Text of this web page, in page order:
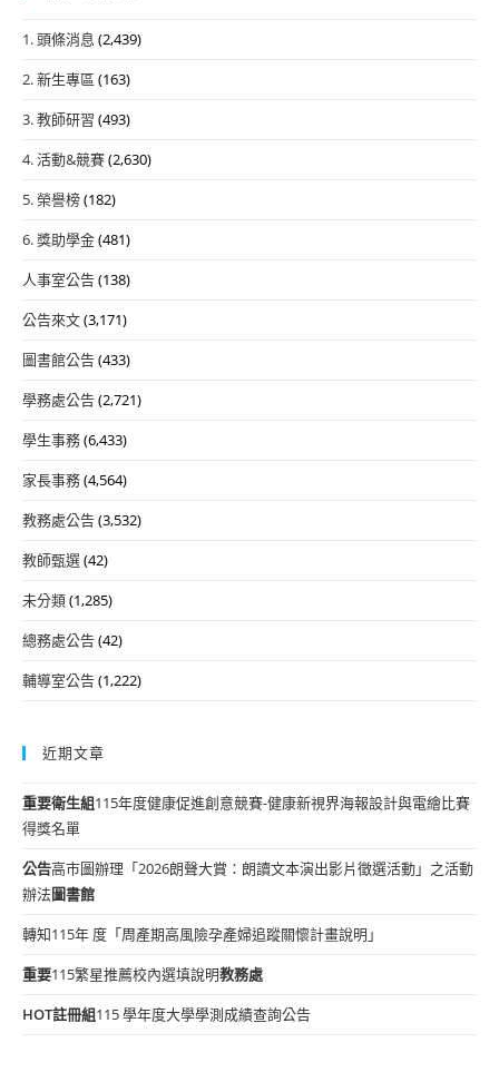
1. 頭條消息 (2,439)
2. 新生專區 (163)
3. 教師研習 (493)
4. 活動&競賽(2,630)
5. 榮譽榜(182)
6. 獎助學金(481)
人事室公告(138)
公告來文(3,171)
圖書館公告(433)
學務處公告(2,721)
學生事務(6,433)
家長事務(4,564)
教務處公告(3,532)
教師甄選(42)
未分類(1,285)
總務處公告(42)
輔導室公告(1,222)
近期文章
重要衛生組115年度健康促進創意競賽-健康新視界海報設計與電繪比賽
得獎名單
公告高市圖辦理「2026朗聲大賞：朗讀文本演出影片徵選活動」之活動
辦法圖書館
轉知115年 度「周產期高風險孕產婦追蹤關懷計畫說明」
重要115繁星推薦校內選填說明教務處
HOT註冊組115 學年度大學學測成績查詢公告